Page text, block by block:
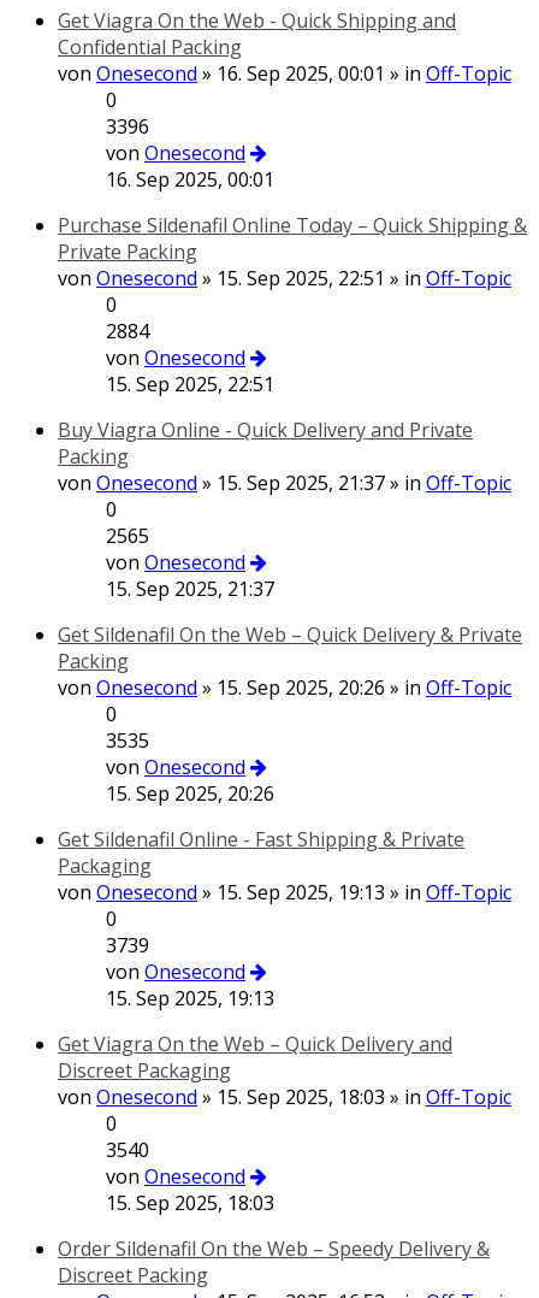
Get Viagra On the Web - Quick Shipping and
Confidential Packing
von Onesecond » 16. Sep 2025, 00:01 » in Off-Topic
0
3396
von Onesecond
16. Sep 2025, 00:01
Purchase Sildenafil Online Today – Quick Shipping &
Private Packing
von Onesecond » 15. Sep 2025, 22:51 » in Off-Topic
0
2884
von Onesecond
15. Sep 2025, 22:51
Buy Viagra Online - Quick Delivery and Private
Packing
von Onesecond » 15. Sep 2025, 21:37 » in Off-Topic
0
2565
von Onesecond
15. Sep 2025, 21:37
Get Sildenafil On the Web – Quick Delivery & Private
Packing
von Onesecond » 15. Sep 2025, 20:26 » in Off-Topic
0
3535
von Onesecond
15. Sep 2025, 20:26
Get Sildenafil Online - Fast Shipping & Private
Packaging
von Onesecond » 15. Sep 2025, 19:13 » in Off-Topic
0
3739
von Onesecond
15. Sep 2025, 19:13
Get Viagra On the Web – Quick Delivery and
Discreet Packaging
von Onesecond » 15. Sep 2025, 18:03 » in Off-Topic
0
3540
von Onesecond
15. Sep 2025, 18:03
Order Sildenafil On the Web – Speedy Delivery &
Discreet Packing